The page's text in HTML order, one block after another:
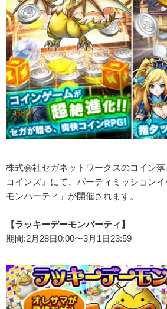
株式会社セガネットワークスのコイン
コインズ』にて、パーティミッション
モンパーティ」が開催されます。
【ラッキーデーモンパーティ】
期間:2月28日0:00〜3月1日23:59